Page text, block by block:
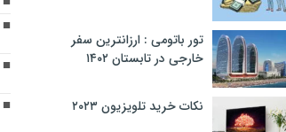
تور باتومی : ارزانترین سفر
خارجی در تابستان ۱۴۰۲
نکات خرید تلویزیون ۲۰۲۳